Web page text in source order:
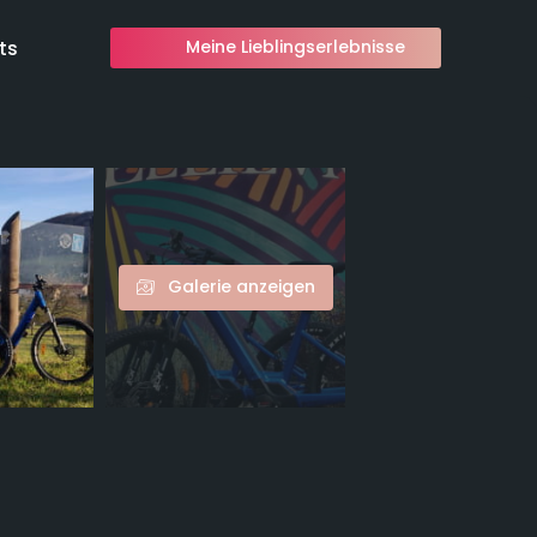
Meine Lieblingserlebnisse
Galerie anzeigen